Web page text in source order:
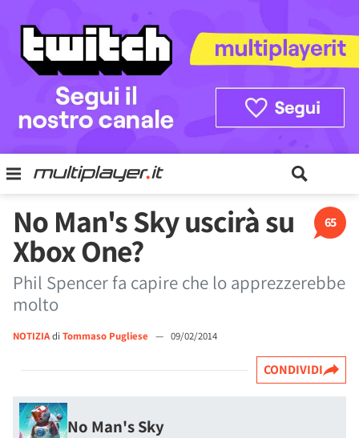
65
No Man's Sky uscirà su
Xbox One?
Phil Spencer fa capire che lo apprezzerebbe
molto
NOTIZIAdi Tommaso Pugliese — 09/02/2014
CONDIVIDI
No Man's Sky